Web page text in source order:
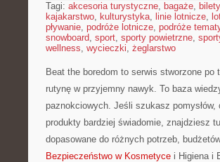
Tagi: akcesoria turystyczne, bagaże,
kajakarstwo, kulturystyka, linie lotnicze,
pływanie, podróże lotnicze, podróże
snowboard, sport, sporty powietrzne,
wellness, wycieczki, żeglarstwo
Beat the boredom to serwis stworzone
rutynę w przyjemny nawyk. To baza
paznokciowych. Jeśli szukasz
produkty bardziej świadomie, znajdziesz
dopasowane do różnych potrzeb,
Bezpieczeństwo w Kosmetyce i Higiena i